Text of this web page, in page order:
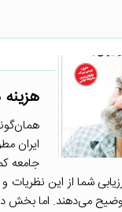
ایران
جامعه
شما از این
توضیح می‌دهند. اما بخش